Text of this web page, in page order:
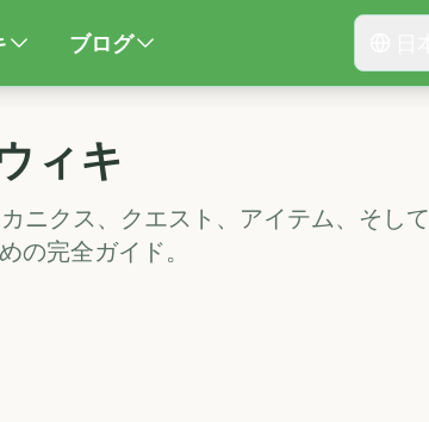
ブログ
ィキ
ニクス、クエスト、アイテム、そして
の完全ガイド。